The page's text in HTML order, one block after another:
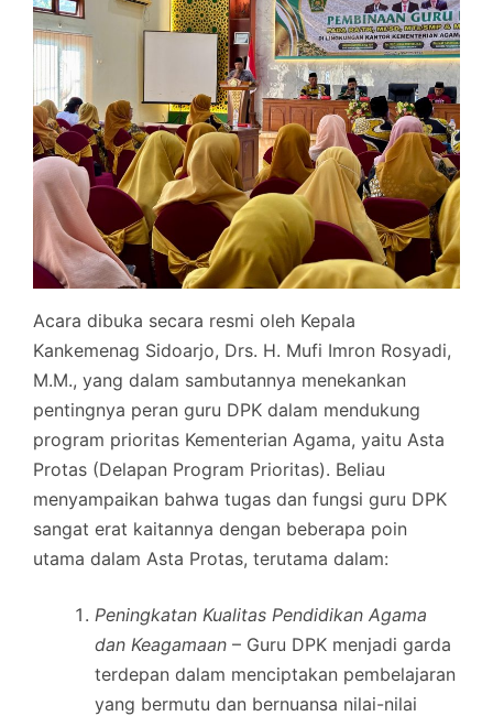
Acara dibuka secara resmi oleh Kepala
Kankemenag Sidoarjo, Drs. H. Mufi Imron Rosyadi,
M.M., yang dalam sambutannya menekankan
pentingnya peran guru DPK dalam mendukung
program prioritas Kementerian Agama, yaitu Asta
Protas (Delapan Program Prioritas). Beliau
menyampaikan bahwa tugas dan fungsi guru DPK
sangat erat kaitannya dengan beberapa poin
utama dalam Asta Protas, terutama dalam:
Peningkatan Kualitas Pendidikan Agama
dan Keagamaan – Guru DPK menjadi garda
terdepan dalam menciptakan pembelajaran
yang bermutu dan bernuansa nilai-nilai